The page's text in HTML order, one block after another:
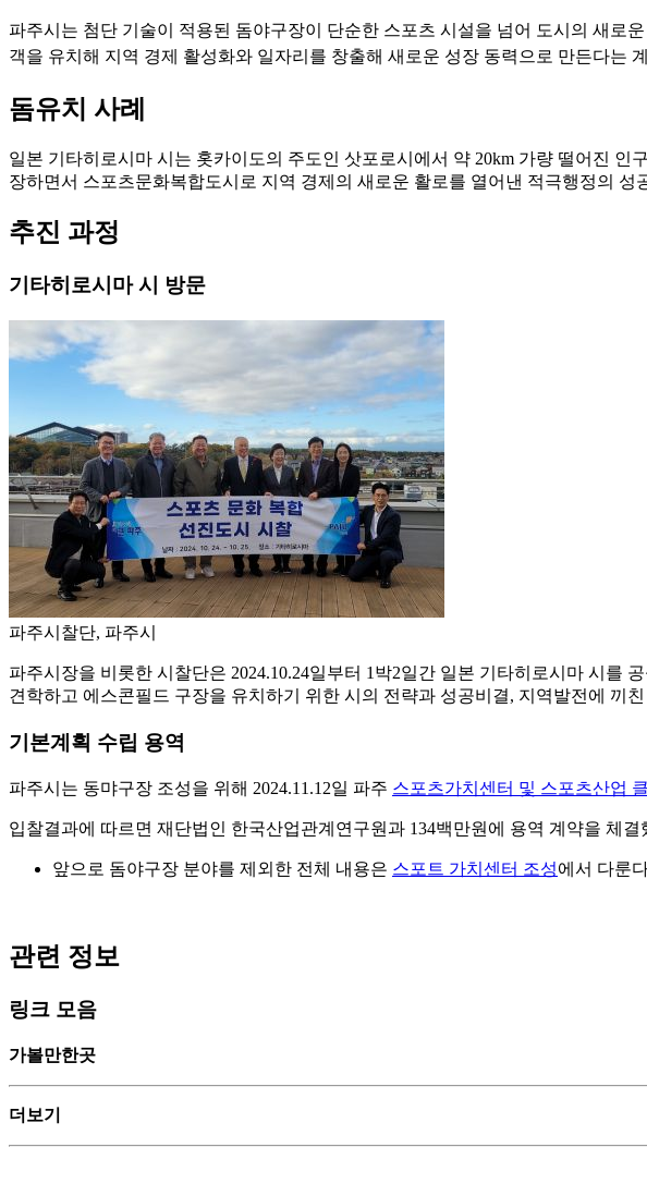
파주시는 첨단 기술이 적용된 돔야구장이 단순한 스포츠 시설을 넘어 도시의 새로
객을 유치해 지역 경제 활성화와 일자리를 창출해 새로운 성장 동력으로 만든다는
돔유치 사례
일본 기타히로시마 시는 홋카이도의 주도인 삿포로시에서 약 20km 가량 떨어진
장하면서 스포츠문화복합도시로 지역 경제의 새로운 활로를 열어낸 적극행정의 성
추진 과정
기타히로시마 시 방문
파주시찰단, 파주시
파주시장을 비롯한 시찰단은 2024.10.24일부터 1박2일간 일본 기타히로시마 시를
견학하고 에스콘필드 구장을 유치하기 위한 시의 전략과 성공비결, 지역발전에 끼
기본계획 수립 용역
파주시는 동먀구장 조성을 위해 2024.11.12일 파주 스포츠가치센터 및 스포츠산업
입찰결과에 따르면 재단법인 한국산업관계연구원과 134백만원에 용역 계약을 체
앞으로 돔야구장 분야를 제외한 전체 내용은 스포트 가치센터 조성에서 다룬
관련 정보
링크 모음
가볼만한곳
더보기